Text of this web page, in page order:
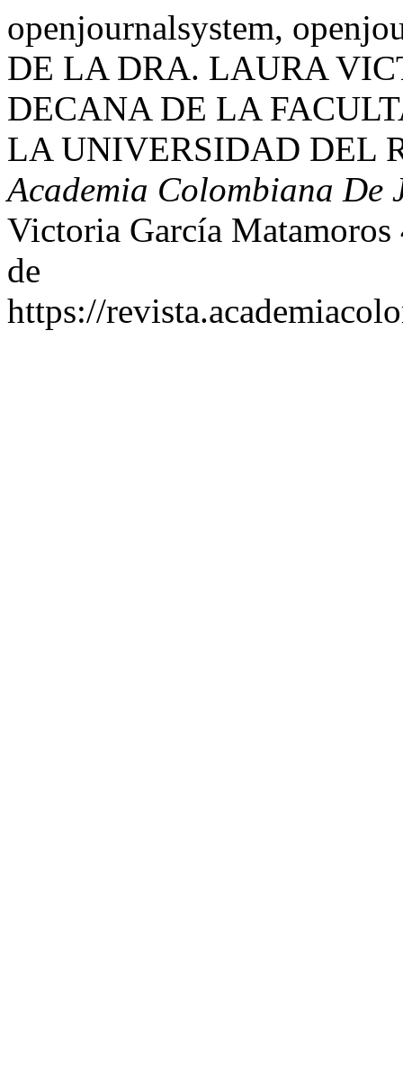
openjournalsystem,
DE LA DRA. LAURA
DECANA DE LA
LA UNIVERSIDAD DEL
Academia Colombiana De
Victoria García
de
https://